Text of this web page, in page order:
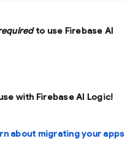
to use Firebase AI
with Firebase AI Logic!
about migrating your apps